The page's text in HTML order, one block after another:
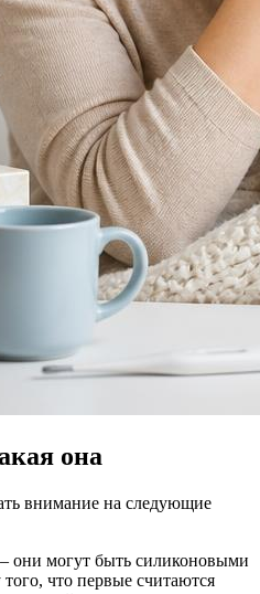
она
внимание на следующие
они могут быть силиконовыми
что первые считаются